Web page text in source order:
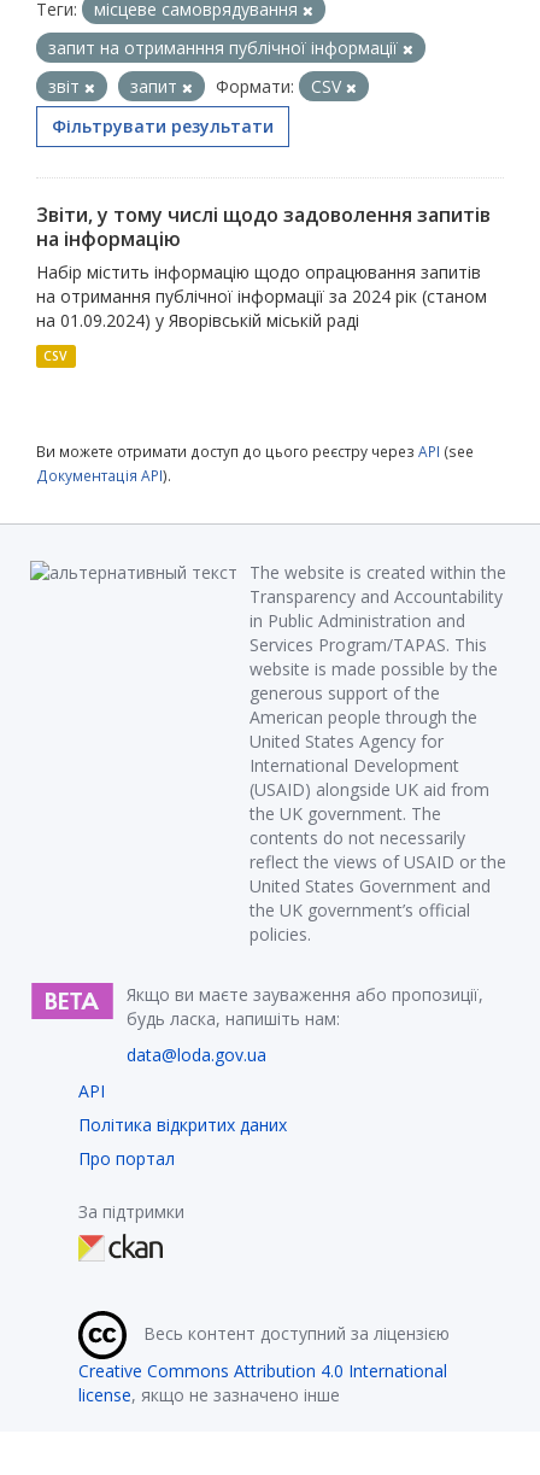
Теги:
місцеве самоврядування
запит на отриманння публічної інформації
звіт
запит Формати:
CSV
Фільтрувати результати
Звіти, у тому числі щодо задоволення запитів
на інформацію
Набір містить інформацію щодо опрацювання запитів
на отримання публічної інформації за 2024 рік (станом
на 01.09.2024) у Яворівській міській раді
CSV
Ви можете отримати доступ до цього реєстру через API (see
Документація API).
The website is created within the
Transparency and Accountability
in Public Administration and
Services Program/TAPAS. This
website is made possible by the
generous support of the
American people through the
United States Agency for
International Development
(USAID) alongside UK aid from
the UK government. The
contents do not necessarily
reflect the views of USAID or the
United States Government and
the UK government’s official
policies.
Якщо ви маєте зауваження або пропозиції,
будь ласка, напишіть нам:
data@loda.gov.ua
API
Політика відкритих даних
Про портал
За підтримки
Весь контент доступний за ліцензією
Creative Commons Attribution 4.0 International
license, якщо не зазначено інше